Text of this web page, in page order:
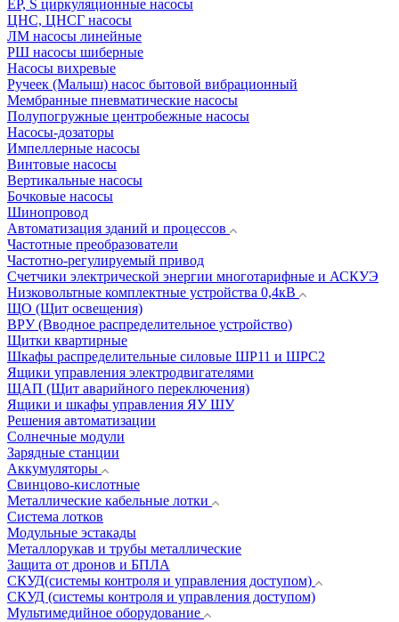
EP, S циркуляционные насосы
ЦНС, ЦНСГ насосы
ЛМ насосы линейные
РШ насосы шиберные
Насосы вихревые
Ручеек (Малыш) насос бытовой вибрационный
Мембранные пневматические насосы
Полупогружные центробежные насосы
Насосы-дозаторы
Импеллерные насосы
Винтовые насосы
Вертикальные насосы
Бочковые насосы
Шинопровод
Автоматизация зданий и процессов
Частотные преобразователи
Частотно-регулируемый привод
Счетчики электрической энергии многотарифные и АСКУЭ
Низковольтные комплектные устройства 0,4кВ
ЩО (Щит освещения)
ВРУ (Вводное распределительное устройство)
Щитки квартирные
Шкафы распределительные силовые ШР11 и ШРС2
Ящики управления электродвигателями
ЩАП (Щит аварийного переключения)
Ящики и шкафы управления ЯУ ШУ
Решения автоматизации
Солнечные модули
Зарядные станции
Аккумуляторы
Свинцово-кислотные
Металлические кабельные лотки
Система лотков
Модульные эстакады
Металлорукав и трубы металлические
Защита от дронов и БПЛА
СКУД(системы контроля и управления доступом)
СКУД (системы контроля и управления доступом)
Мультимедийное оборудование